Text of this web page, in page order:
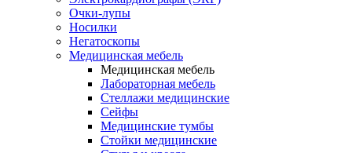
Очки-лупы
Носилки
Негатоскопы
Медицинская мебель
Медицинская мебель
Лабораторная мебель
Стеллажи медицинские
Сейфы
Медицинские тумбы
Стойки медицинские